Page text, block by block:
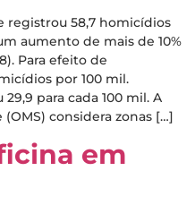
registrou 58,7 homicídios
aumento de mais de 10%
Para efeito de
por 100 mil.
para cada 100 mil. A
considera zonas […]
em